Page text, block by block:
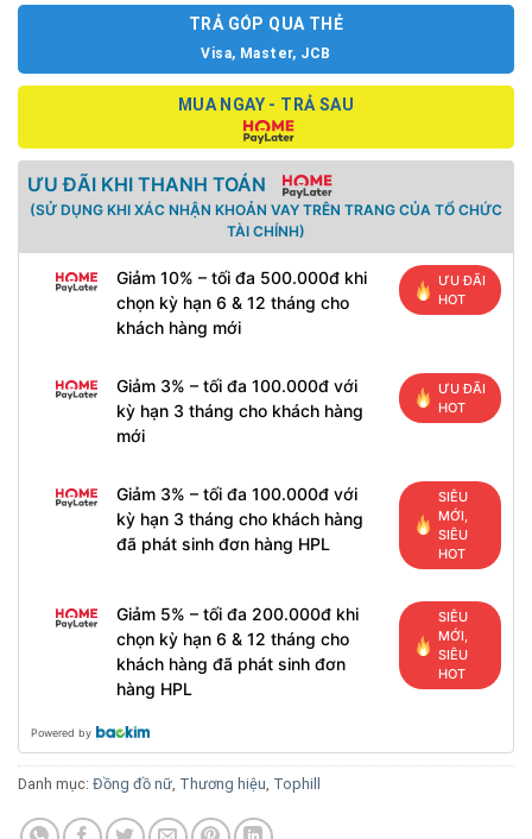
TRẢ GÓP QUA THẺ
Visa, Master, JCB
MUA NGAY - TRẢ SAU
ƯU ĐÃI KHI THANH TOÁN
(SỬ DỤNG KHI XÁC NHẬN KHOẢN VAY TRÊN TRANG CỦA TỔ CHỨC
TÀI CHÍNH)
Giảm 10% – tối đa 500.000đ khi
chọn kỳ hạn 6 & 12 tháng cho
khách hàng mới
ƯU ĐÃI
HOT
Giảm 3% – tối đa 100.000đ với
kỳ hạn 3 tháng cho khách hàng
mới
ƯU ĐÃI
HOT
Giảm 3% – tối đa 100.000đ với
kỳ hạn 3 tháng cho khách hàng
đã phát sinh đơn hàng HPL
SIÊU
MỚI,
SIÊU
HOT
Giảm 5% – tối đa 200.000đ khi
chọn kỳ hạn 6 & 12 tháng cho
khách hàng đã phát sinh đơn
hàng HPL
SIÊU
MỚI,
SIÊU
HOT
Powered by
Danh mục: Đồng đồ nữ, Thương hiệu, Tophill